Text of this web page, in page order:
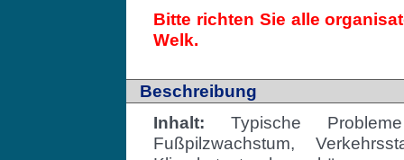
Bitte richten Sie alle
Welk.
Beschreibung
Inhalt: Typische
Fußpilzwachstum,